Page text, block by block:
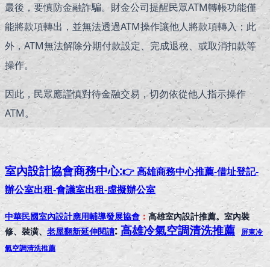
最後，要慎防金融詐騙。財金公司提醒民眾ATM轉帳功能僅
能將款項轉出，並無法透過ATM操作讓他人將款項轉入；此
外，ATM無法解除分期付款設定、完成退稅、或取消扣款等
操作。
因此，民眾應謹慎對待金融交易，切勿依從他人指示操作
ATM。
室內設計協會商務中心:👉 高雄商務中心推薦-借址登記-
辦公室出租-會議室出租-虛擬辦公室
中華民國室內設計應用輔導發展協會 ： 高雄室內設計推薦。室內裝
修、裝潢、 老屋翻新延伸閱讀: 高雄冷氣空調清洗推薦 屏東冷
氣空調清洗推薦